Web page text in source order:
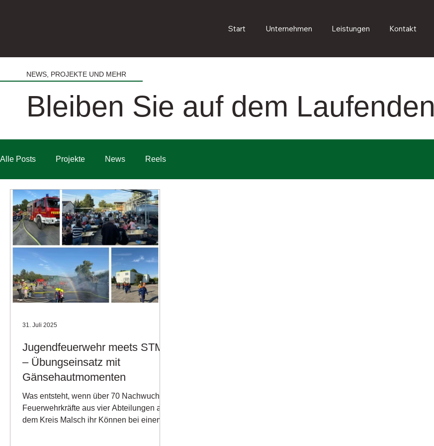
Start Unternehmen Leistungen Kontakt
NEWS, PROJEKTE UND MEHR
Bleiben Sie auf dem Laufenden
Alle Posts Projekte News Reels
Jugendfeuerwehr meets STM
– Übungseinsatz mit
Gänsehautmomenten
Was entsteht, wenn über 70 Nachwuchs-
Feuerwehrkräfte aus vier Abteilungen aus
dem Kreis Malsch ihr Können bei einem
31. Juli 2025